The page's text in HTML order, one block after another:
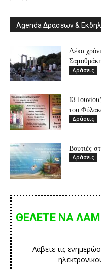
Agenda Δράσεων &
Δέκα
Δράσεις
13
του
Δράσεις
Βουτιές
Δράσεις
ΘΕΛΕΤΕ ΝΑ
Λάβετε τις